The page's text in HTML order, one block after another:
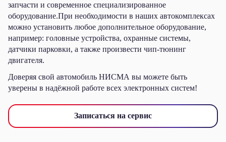
запчасти и современное специализированное
оборудование.При необходимости в наших автокомплексах
можно установить любое дополнительное оборудование,
например: головные устройства, охранные системы,
датчики парковки, а также произвести чип-тюнинг
двигателя.
Доверяя свой автомобиль НИСМА вы можете быть
уверены в надёжной работе всех электронных систем!
Записаться на сервис